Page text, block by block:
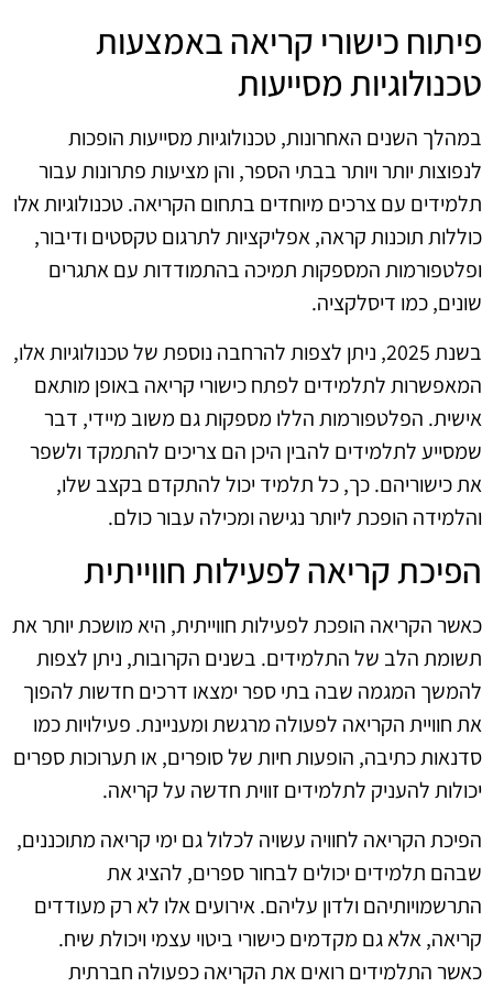
פיתוח כישורי קריאה באמצעות
טכנולוגיות מסייעות
במהלך השנים האחרונות, טכנולוגיות מסייעות הופכות
לנפוצות יותר ויותר בבתי הספר, והן מציעות פתרונות עבור
תלמידים עם צרכים מיוחדים בתחום הקריאה. טכנולוגיות אלו
כוללות תוכנות קראה, אפליקציות לתרגום טקסטים ודיבור,
ופלטפורמות המספקות תמיכה בהתמודדות עם אתגרים
שונים, כמו דיסלקציה.
בשנת 2025, ניתן לצפות להרחבה נוספת של טכנולוגיות אלו,
המאפשרות לתלמידים לפתח כישורי קריאה באופן מותאם
אישית. הפלטפורמות הללו מספקות גם משוב מיידי, דבר
שמסייע לתלמידים להבין היכן הם צריכים להתמקד ולשפר
את כישוריהם. כך, כל תלמיד יכול להתקדם בקצב שלו,
והלמידה הופכת ליותר נגישה ומכילה עבור כולם.
הפיכת קריאה לפעילות חווייתית
כאשר הקריאה הופכת לפעילות חווייתית, היא מושכת יותר את
תשומת הלב של התלמידים. בשנים הקרובות, ניתן לצפות
להמשך המגמה שבה בתי ספר ימצאו דרכים חדשות להפוך
את חוויית הקריאה לפעולה מרגשת ומעניינת. פעילויות כמו
סדנאות כתיבה, הופעות חיות של סופרים, או תערוכות ספרים
יכולות להעניק לתלמידים זווית חדשה על קריאה.
הפיכת הקריאה לחוויה עשויה לכלול גם ימי קריאה מתוכננים,
שבהם תלמידים יכולים לבחור ספרים, להציג את
התרשמויותיהם ולדון עליהם. אירועים אלו לא רק מעודדים
קריאה, אלא גם מקדמים כישורי ביטוי עצמי ויכולת שיח.
כאשר התלמידים רואים את הקריאה כפעולה חברתית